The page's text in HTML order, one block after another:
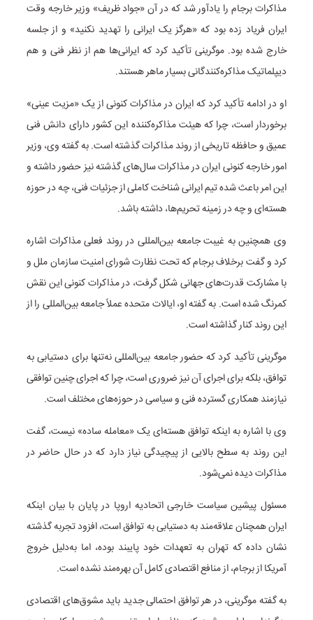
مذاکرات برجام را یادآور شد که در آن «جواد ظریف» وزیر خارجه وقت
ایران فریاد زده بود که «هرگز یک ایرانی را تهدید نکنید» و از جلسه
خارج شده بود. موگرینی تأکید کرد که ایرانی‌ها هم از نظر فنی و هم
دیپلماتیک مذاکره‌کنندگانی بسیار ماهر هستند.
او در ادامه تأکید کرد که ایران در مذاکرات کنونی از یک «مزیت عینی»
برخوردار است، چرا که هیئت مذاکره‌کننده این کشور دارای دانش فنی
عمیق و حافظه تاریخی از روند مذاکرات گذشته است. به گفته وی، وزیر
امور خارجه کنونی ایران در مذاکرات سال‌های گذشته نیز حضور داشته و
این امر باعث شده تیم ایرانی شناخت کاملی از جزئیات فنی، چه در حوزه
هسته‌ای و چه در زمینه تحریم‌ها، داشته باشد.
وی همچنین به غیبت جامعه بین‌المللی در روند فعلی مذاکرات اشاره
کرد و گفت برخلاف برجام که تحت نظارت شورای امنیت سازمان ملل و
با مشارکت قدرت‌های جهانی شکل گرفت، در مذاکرات کنونی این نقش
کمرنگ شده است. به گفته او، ایالات متحده عملاً جامعه بین‌المللی را از
این روند کنار گذاشته است.
موگرینی تأکید کرد که حضور جامعه بین‌المللی نه‌تنها برای دستیابی به
توافق، بلکه برای اجرای آن نیز ضروری است، چرا که اجرای چنین توافقی
نیازمند همکاری گسترده فنی و سیاسی در حوزه‌های مختلف است.
وی با اشاره به اینکه توافق هسته‌ای یک «معامله ساده» نیست، گفت
این روند به سطح بالایی از پیچیدگی نیاز دارد که در حال حاضر در
مذاکرات دیده نمی‌شود.
مسئول پیشین سیاست خارجی اتحادیه اروپا در پایان با بیان اینکه
ایران همچنان علاقه‌مند به دستیابی به توافق است، افزود تجربه گذشته
نشان داده که تهران به تعهدات خود پایبند بوده، اما به‌دلیل خروج
آمریکا از برجام، از منافع اقتصادی کامل آن بهره‌مند نشده است.
به گفته موگرینی، در هر توافق احتمالی جدید باید مشوق‌های اقتصادی